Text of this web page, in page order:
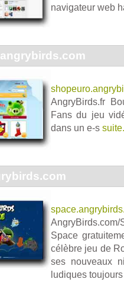
navigateur web
AngryBirds.fr
Fans du jeu
dans un e-s
Space
célèbre jeu de
ses nouveaux
ludiques